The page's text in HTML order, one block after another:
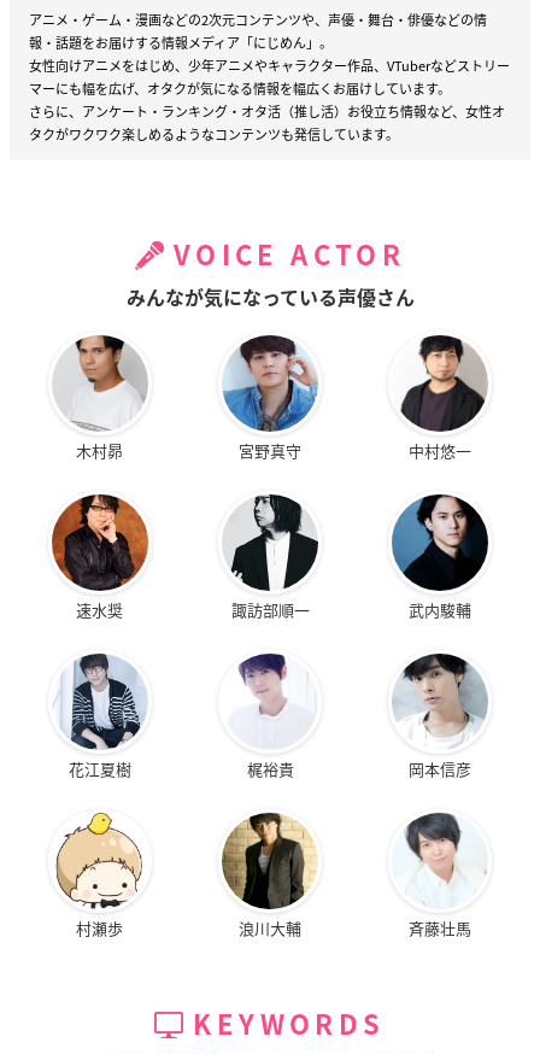
アニメ・ゲーム・漫画などの2次元コンテンツや、声優・舞台・俳優などの情
報・話題をお届けする情報メディア「にじめん」。
女性向けアニメをはじめ、少年アニメやキャラクター作品、VTuberなどストリー
マーにも幅を広げ、オタクが気になる情報を幅広くお届けしています。
さらに、アンケート・ランキング・オタ活（推し活）お役立ち情報など、女性オ
タクがワクワク楽しめるようなコンテンツも発信しています。
VOICE ACTOR
みんなが気になっている声優さん
木村昴 宮野真守 中村悠一
速水奨 諏訪部順一 武内駿輔
花江夏樹 梶裕貴 岡本信彦
村瀬歩 浪川大輔 斉藤壮馬
KEYWORDS